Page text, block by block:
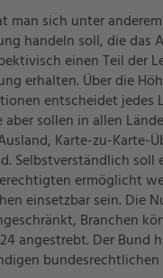
man sich unter
handeln soll, die das
einen Teil der
erhalten. Über die
entscheidet jedes
aber sollen in allen
Karte-zu-Karte-
Selbstverständlich
ermöglicht
einsetzbar sein. Die
Branchen
angestrebt. Der